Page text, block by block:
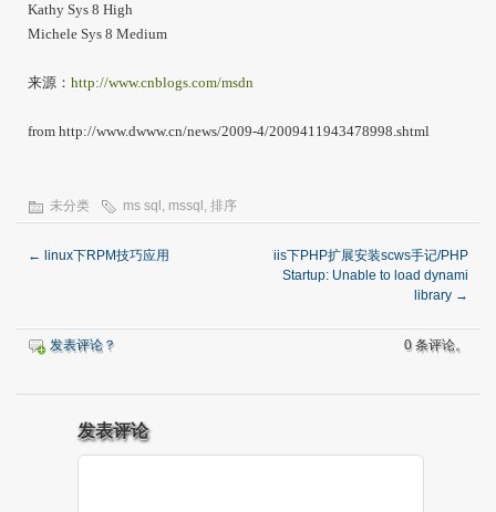
Kathy Sys 8 High
Michele Sys 8 Medium
来源： http://www.cnblogs.com/msdn
from http://www.dwww.cn/news/2009-4/2009411943478998.shtml
未分类 ms sql , mssql , 排序
← linux下RPM技巧应用
iis下PHP扩展安装scws手记/PHP
Startup: Unable to load dynami
library →
发表评论？ 0 条评论。
发表评论